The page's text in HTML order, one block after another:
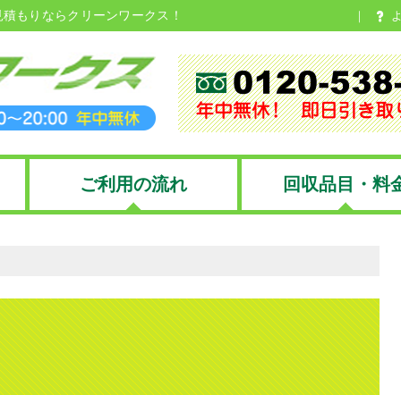
もりならクリーンワークス！
ご利用の流れ 回収品目・料